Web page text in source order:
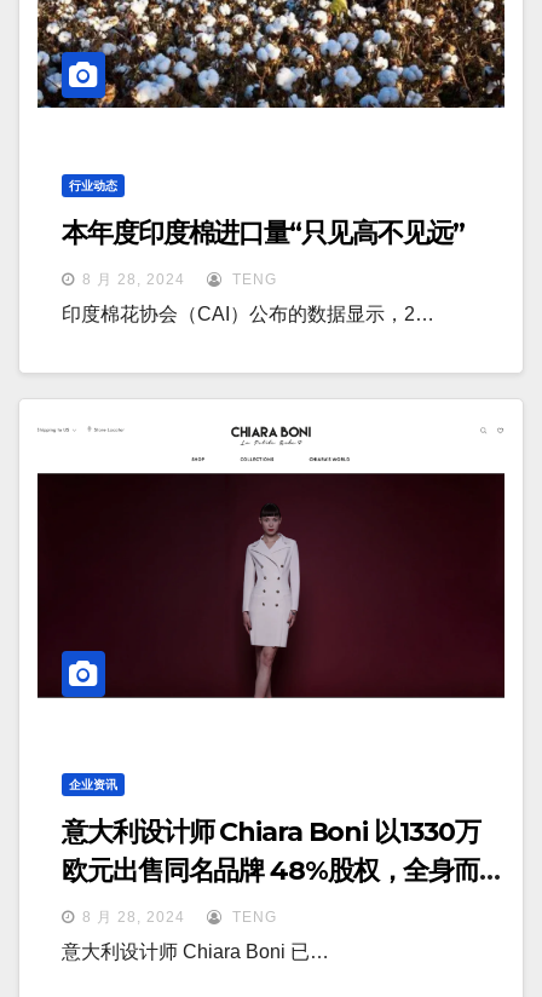
行业动态
本年度印度棉进口量“只见高不见远”
8 月 28, 2024 TENG
印度棉花协会（CAI）公布的数据显示，2…
企业资讯
意大利设计师 Chiara Boni 以1330万
欧元出售同名品牌 48%股权，全身而
退8 月 28, 2024 TENG
意大利设计师 Chiara Boni 已…